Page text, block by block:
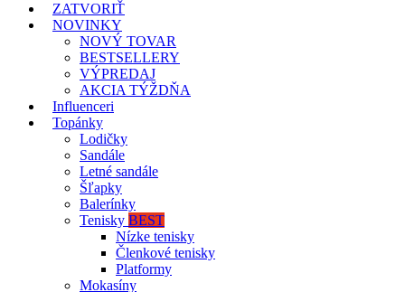
ZATVORIŤ
NOVINKY
NOVÝ TOVAR
BESTSELLERY
VÝPREDAJ
AKCIA TÝŽDŇA
Influenceri
Topánky
Lodičky
Sandále
Letné sandále
Šľapky
Balerínky
Tenisky BEST
Nízke tenisky
Členkové tenisky
Platformy
Mokasíny